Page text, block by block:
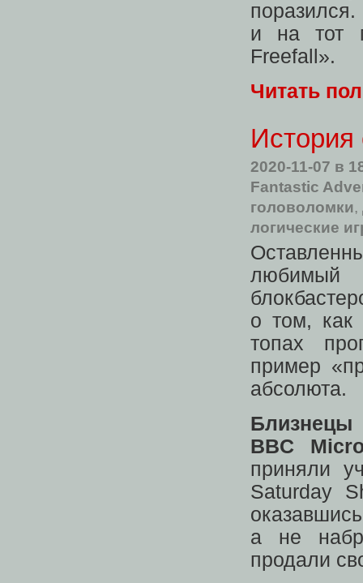
и на тот
Freefall».
Читать
История
2020-11-07 в
Fantastic
головоломки,
логические
любимый
о том, как
топах
пример
абсолюта.
BBC
приняли
Saturday
а не
продали